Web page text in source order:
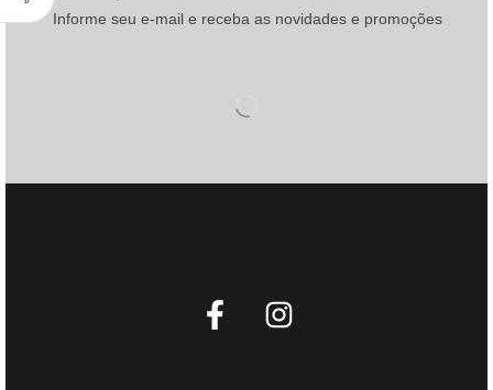
Informe seu e-mail e receba as novidades e promoções